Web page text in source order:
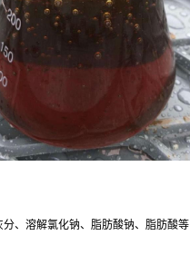
、溶解氯化钠、脂肪酸钠、脂肪酸等